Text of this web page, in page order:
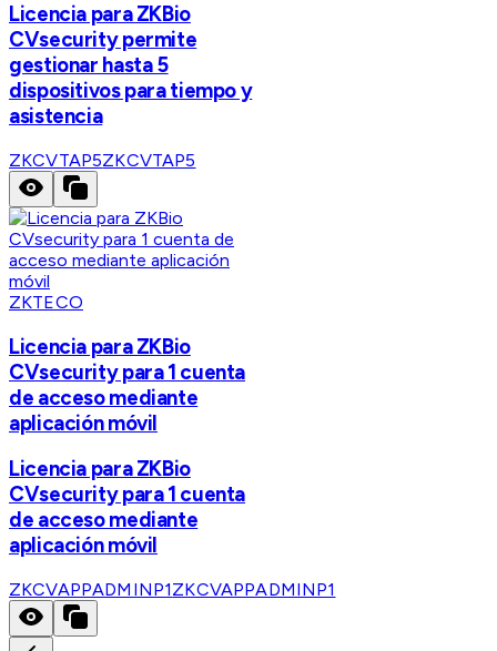
Licencia para ZKBio
CVsecurity permite
gestionar hasta 5
dispositivos para tiempo y
asistencia
ZKCVTAP5ZKCVTAP5
ZKTECO
Licencia para ZKBio
CVsecurity para 1 cuenta
de acceso mediante
aplicación móvil
Licencia para ZKBio
CVsecurity para 1 cuenta
de acceso mediante
aplicación móvil
ZKCVAPPADMINP1ZKCVAPPADMINP1